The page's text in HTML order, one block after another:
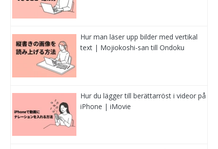
Hur man läser upp bilder med vertikal
text | Mojiokoshi-san till Ondoku
Hur du lägger till berättarröst i videor på
iPhone | iMovie